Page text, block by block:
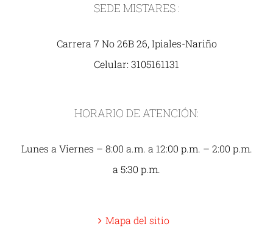
SEDE MISTARES :
Carrera 7 No 26B 26, Ipiales-Nariño
Celular: 3105161131
HORARIO DE ATENCIÓN:
Lunes a Viernes – 8:00 a.m. a 12:00 p.m. – 2:00 p.m.
a 5:30 p.m.
Mapa del sitio